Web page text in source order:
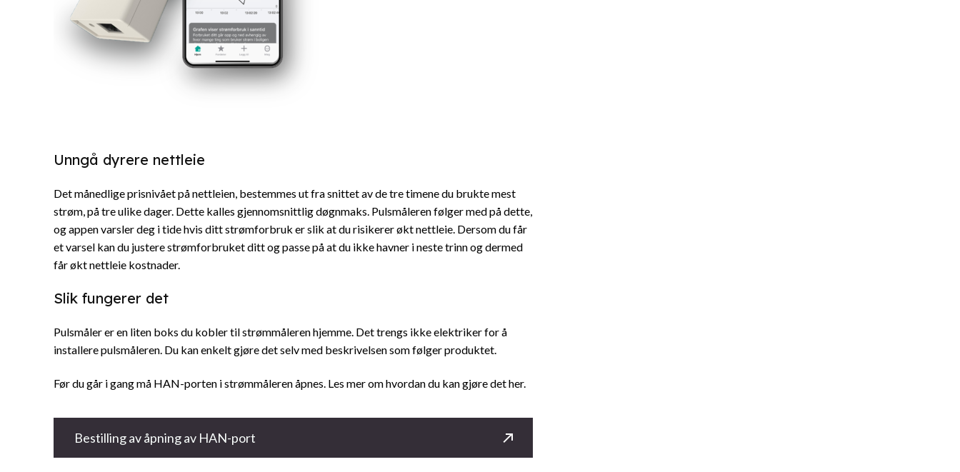
Unngå dyrere nettleie
Det månedlige prisnivået på nettleien, bestemmes ut fra snittet av de tre timene du brukte mest
strøm, på tre ulike dager. Dette kalles gjennomsnittlig døgnmaks. Pulsmåleren følger med på dette,
og appen varsler deg i tide hvis ditt strømforbruk er slik at du risikerer økt nettleie. Dersom du får
et varsel kan du justere strømforbruket ditt og passe på at du ikke havner i neste trinn og dermed
får økt nettleie kostnader.
Slik fungerer det
Pulsmåler er en liten boks du kobler til strømmåleren hjemme. Det trengs ikke elektriker for å
installere pulsmåleren. Du kan enkelt gjøre det selv med beskrivelsen som følger produktet.
Før du går i gang må HAN-porten i strømmåleren åpnes. Les mer om hvordan du kan gjøre det her.
Bestilling av åpning av HAN-port